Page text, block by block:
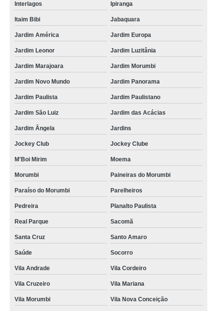
Interlagos Ipiranga
Itaim Bibi Jabaquara
Jardim América Jardim Europa
Jardim Leonor Jardim Luzitânia
Jardim Marajoara Jardim Morumbi
Jardim Novo Mundo Jardim Panorama
Jardim Paulista Jardim Paulistano
Jardim São Luiz Jardim das Acácias
Jardim Ângela Jardins
Jockey Club Jockey Clube
M'Boi Mirim Moema
Morumbi Paineiras do Morumbi
Paraíso do Morumbi Parelheiros
Pedreira Planalto Paulista
Real Parque Sacomã
Santa Cruz Santo Amaro
Saúde Socorro
Vila Andrade Vila Cordeiro
Vila Cruzeiro Vila Mariana
Vila Morumbi Vila Nova Conceição